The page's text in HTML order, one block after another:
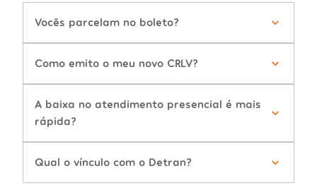
Vocês parcelam no boleto?
Como emito o meu novo CRLV?
A baixa no atendimento presencial é mais
rápida?
Qual o vínculo com o Detran?